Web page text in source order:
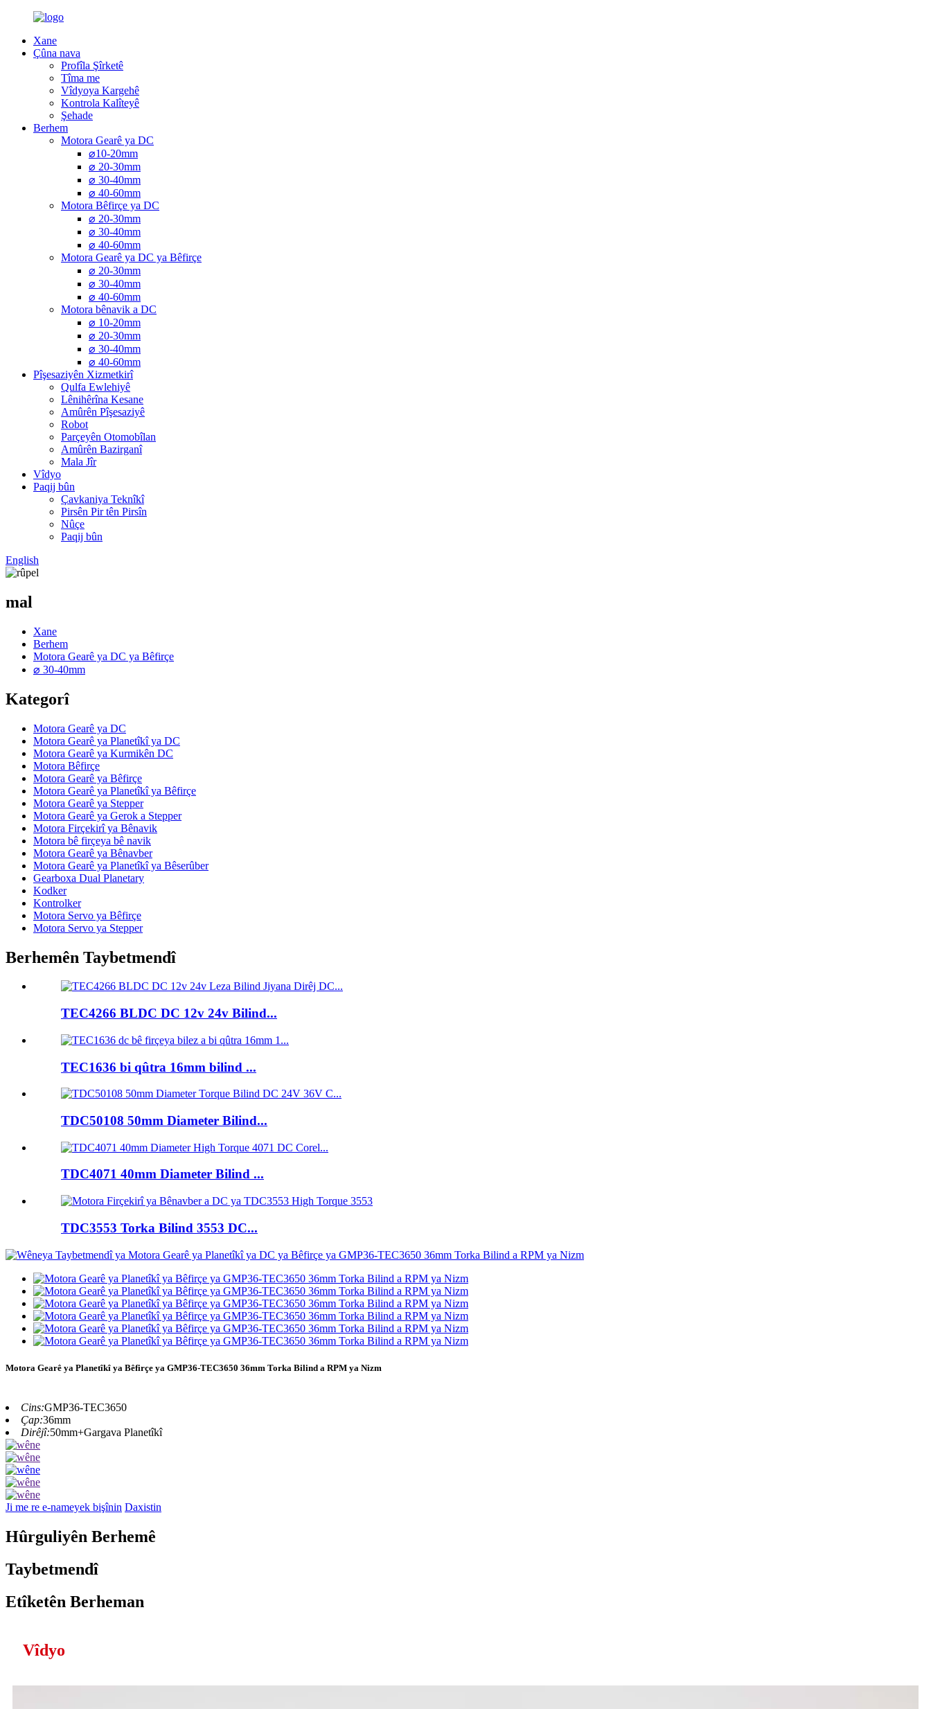
Xane
Çûna nava
Profîla Şîrketê
Tîma me
Vîdyoya Kargehê
Kontrola Kalîteyê
Şehade
Berhem
Motora Gearê ya DC
⌀10-20mm
⌀ 20-30mm
⌀ 30-40mm
⌀ 40-60mm
Motora Bêfirçe ya DC
⌀ 20-30mm
⌀ 30-40mm
⌀ 40-60mm
Motora Gearê ya DC ya Bêfirçe
⌀ 20-30mm
⌀ 30-40mm
⌀ 40-60mm
Motora bênavik a DC
⌀ 10-20mm
⌀ 20-30mm
⌀ 30-40mm
⌀ 40-60mm
Pîşesaziyên Xizmetkirî
Qulfa Ewlehiyê
Lênihêrîna Kesane
Amûrên Pîşesaziyê
Robot
Parçeyên Otomobîlan
Amûrên Bazirganî
Mala Jîr
Vîdyo
Paqij bûn
Çavkaniya Teknîkî
Pirsên Pir tên Pirsîn
Nûçe
Paqij bûn
English
mal
Xane
Berhem
Motora Gearê ya DC ya Bêfirçe
⌀ 30-40mm
Kategorî
Motora Gearê ya DC
Motora Gearê ya Planetîkî ya DC
Motora Gearê ya Kurmikên DC
Motora Bêfirçe
Motora Gearê ya Bêfirçe
Motora Gearê ya Planetîkî ya Bêfirçe
Motora Gearê ya Stepper
Motora Gearê ya Gerok a Stepper
Motora Firçekirî ya Bênavik
Motora bê firçeya bê navik
Motora Gearê ya Bênavber
Motora Gearê ya Planetîkî ya Bêserûber
Gearboxa Dual Planetary
Kodker
Kontrolker
Motora Servo ya Bêfirçe
Motora Servo ya Stepper
Berhemên Taybetmendî
TEC4266 BLDC DC 12v 24v Bilind...
TEC1636 bi qûtra 16mm bilind ...
TDC50108 50mm Diameter Bilind...
TDC4071 40mm Diameter Bilind ...
TDC3553 Torka Bilind 3553 DC...
Motora Gearê ya Planetîkî ya Bêfirçe ya GMP36-TEC3650 36mm Torka Bilind a RPM ya Nizm
Cins:GMP36-TEC3650
Çap:36mm
Dirêjî:50mm+Gargava Planetîkî
Ji me re e-nameyek bişînin Daxistin
Hûrguliyên Berhemê
Taybetmendî
Etîketên Berheman
Vîdyo